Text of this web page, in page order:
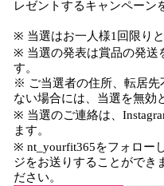
レゼントするキャンペーン
※ 当選はお一人様1回限り
※ 当選の発表は賞品の発送
す。
※ ご当選者の住所、転居先
ない場合には、当選を無効
※ 当選のご連絡は、
ます。
※ nt_yourfit365をフォロー
ジをお送りすることができ
ださい。